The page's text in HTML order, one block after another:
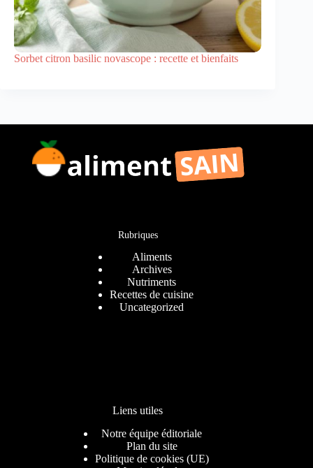
Sorbet citron basilic novascope : recette et bienfaits
Rubriques
Aliments
Archives
Nutriments
Recettes de cuisine
Uncategorized
Liens utiles
Notre équipe éditoriale
Plan du site
Politique de cookies (UE)